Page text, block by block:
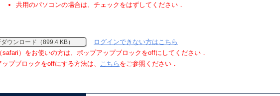
共用のパソコンの場合は、チェックをはずしてください．
ダウンロード（899.4 KB）
ログインできない方はこちら
safari）をお使いの方は、ポップアップブロックをoffにしてください．
プブロックをoffにする方法は、 こちら をご参照ください．